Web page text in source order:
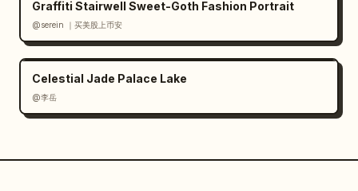
Social-Media-Handle unten mittig
Graffiti Stairwell Sweet-Goth Fashion Portrait
@serein ｜买美股上币安
Celestial Jade Palace Lake
@李岳